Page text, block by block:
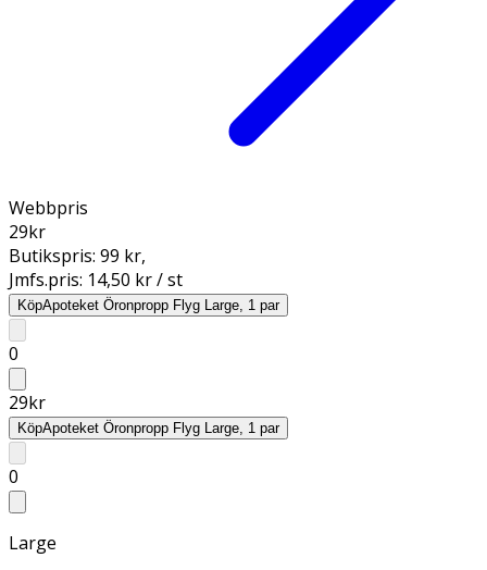
Webbpris
29kr
Butikspris: 99 kr,
Jmfs.pris: 14,50 kr / st
KöpApoteket Öronpropp Flyg Large, 1 par
0
29kr
KöpApoteket Öronpropp Flyg Large, 1 par
0
Large